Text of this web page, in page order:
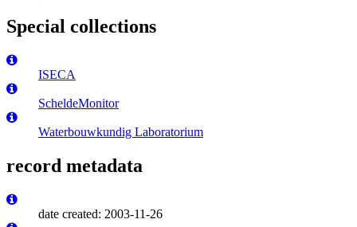
Special collections
ISECA
ScheldeMonitor
Waterbouwkundig Laboratorium
record metadata
date created: 2003-11-26